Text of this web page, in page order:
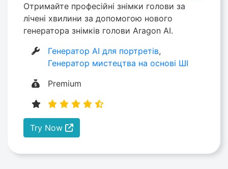
Отримайте професійні знімки голови за
лічені хвилини за допомогою нового
генератора знімків голови Aragon AI.
Генератор AI для портретів,
Генератор мистецтва на основі ШІ
Premium
Try Now